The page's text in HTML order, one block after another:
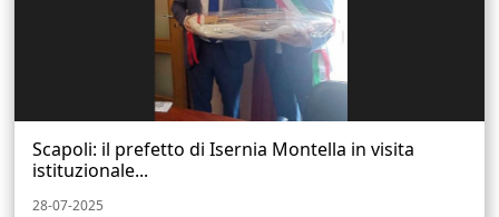
Scapoli: il prefetto di Isernia Montella in visita
istituzionale...
28-07-2025